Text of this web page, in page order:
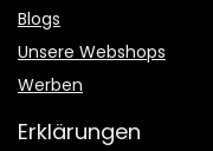
Blogs
Unsere Webshops
Werben
Erklärungen